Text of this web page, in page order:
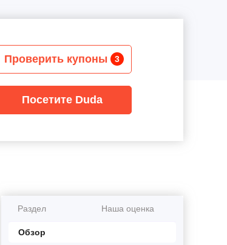
Проверить купоны 3
Посетите Duda
Раздел Наша оценка
Обзор